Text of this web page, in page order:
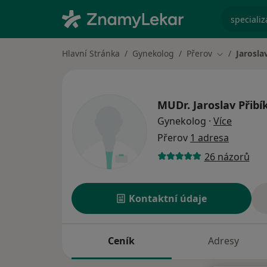
Hlavní Stránka Gynekolog Přerov Změna
MUDr. Jaroslav
Gynekolog · Více
Přerov 1 adresa
26 názorů
Kontaktní údaje
Ceník Adresy